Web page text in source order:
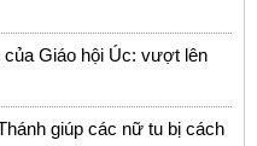
Giáo hội Úc: vượt lên
giúp các nữ tu bị cách